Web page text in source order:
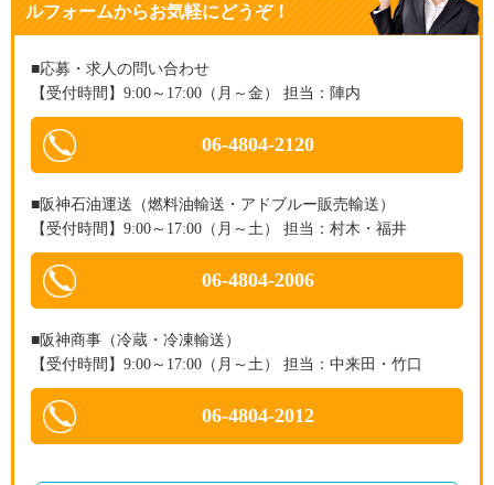
ルフォームからお気軽にどうぞ！
■応募・求人の問い合わせ
【受付時間】9:00～17:00（月～金） 担当：陣内
06-4804-2120
■阪神石油運送（燃料油輸送・アドブルー販売輸送）
【受付時間】9:00～17:00（月～土） 担当：村木・福井
06-4804-2006
■阪神商事（冷蔵・冷凍輸送）
【受付時間】9:00～17:00（月～土） 担当：中来田・竹口
06-4804-2012